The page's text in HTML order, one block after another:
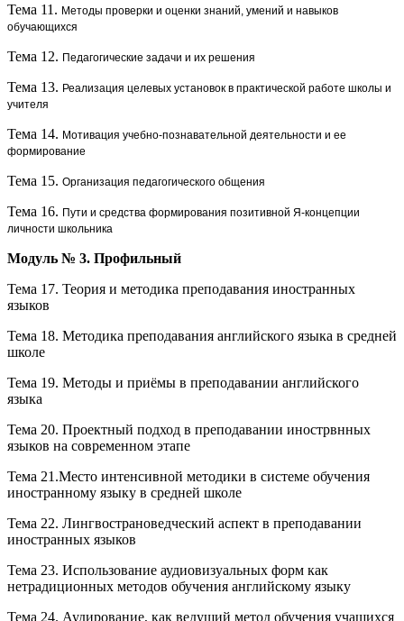
Тема 11. Методы проверки и оценки знаний, умений и навыков
обучающихся
Тема 12. Педагогические задачи и их решения
Тема 13. Реализация целевых установок в практической работе школы и
учителя
Тема 14. Мотивация учебно-познавательной деятельности и ее
формирование
Тема 15. Организация педагогического общения
Тема 16. Пути и средства формирования позитивной Я-концепции
личности школьника
Модуль № 3. Профильный
Тема 17. Теория и методика преподавания иностранных
языков
Тема 18. Методика преподавания английского языка в средней
школе
Тема 19. Методы и приёмы в преподавании английского
языка
Тема 20. Проектный подход в преподавании инострвнных
языков на современном этапе
Тема 21.Место интенсивной методики в системе обучения
иностранному языку в средней школе
Тема 22. Лингвострановедческий аспект в преподавании
иностранных языков
Тема 23. Использование аудиовизуальных форм как
нетрадиционных методов обучения английскому языку
Тема 24. Аудирование, как ведущий метод обучения учащихся